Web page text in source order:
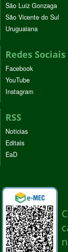
São Luiz Gonzaga
São Vicente do Sul
Uruguaiana
Redes Sociais
Facebook
YouTube
Instagram
RSS
Noticias
Editais
EaD